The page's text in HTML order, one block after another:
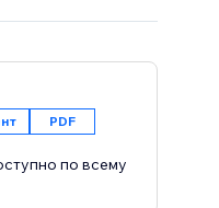
PDF
по всему